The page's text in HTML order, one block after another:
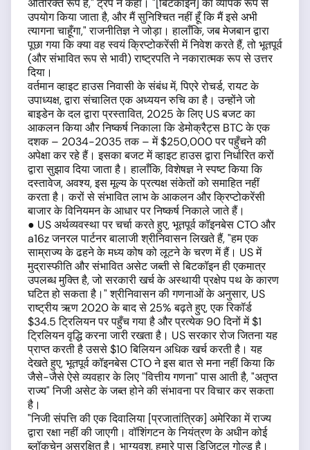
उपयोग किया जाता है, और मैं सुनिश्चित नहीं हूँ कि मैं इसे अभी
त्यागना चाहूँगा," राजनीतिज्ञ ने जोड़ा। हालाँकि, जब मेजबान द्वारा
पूछा गया कि क्या वह स्वयं क्रिप्टोकरेंसी में निवेश करते हैं, तो भूतपूर्व
(और संभावित रूप से भावी) राष्ट्रपति ने नकारात्मक रूप से उत्तर
दिया।
वर्तमान व्हाइट हाउस निवासी के संबंध में, पिएरे रोचर्ड, रायट के
उपाध्यक्ष, द्वारा संचालित एक अध्ययन रुचि का है। उन्होंने जो
बाइडेन के दल द्वारा प्रस्तावित, 2025 के लिए US बजट का
आकलन किया और निष्कर्ष निकाला कि डेमोक्रैट्स BTC के एक
दशक – 2034-2035 तक – में $250,000 पर पहुँचने की
अपेक्षा कर रहे हैं। इसका बजट में व्हाइट हाउस द्वारा निर्धारित करों
द्वारा सुझाव दिया जाता है। हालाँकि, विशेषज्ञ ने स्पष्ट किया कि
दस्तावेज, अवश्य, इस मूल्य के प्रत्यक्ष संकेतों को समाहित नहीं
करता है। करों से संभावित लाभ के आकलन और क्रिप्टोकरेंसी
बाजार के विनियमन के आधार पर निष्कर्ष निकाले जाते हैं।
● US अर्थव्यवस्था पर चर्चा करते हुए, भूतपूर्व कॉइनबेस CTO और
a16z जनरल पार्टनर बालाजी श्रीनिवासन लिखते हैं, "हम एक
साम्राज्य के ढहने के मध्य कोष को लूटने के चरण में हैं। US में
मुद्रास्फीति और संभावित असेट जब्ती से बिटकॉइन ही एकमात्र
उपलब्ध मुक्ति है, जो सरकारी खर्च के अस्थायी प्रक्षेप पथ के कारण
घटित हो सकता है।" श्रीनिवासन की गणनाओं के अनुसार, US
राष्ट्रीय ऋण 2020 के बाद से 25% बढ़ते हुए, एक रिकॉर्ड
$34.5 ट्रिलियन पर पहुँच गया है और प्रत्येक 90 दिनों में $1
ट्रिलियन वृद्धि करना जारी रखता है। US सरकार रोज जितना यह
प्राप्त करती है उससे $10 बिलियन अधिक खर्च करती है। यह
देखते हुए, भूतपूर्व कॉइनबेस CTO ने इस बात से मना नहीं किया कि
जैसे-जैसे ऐसे व्यवहार के लिए "वित्तीय गणना" पास आती है, "अतृप्त
राज्य" निजी असेट के जब्त होने की संभावना पर विचार कर सकता
है।
"निजी संपत्ति की एक दिवालिया [प्रजातांत्रिक] अमेरिका में राज्य
द्वारा रक्षा नहीं की जाएगी। वॉशिंगटन के नियंत्रण के अधीन कोई
ब्लॉकचेन असुरक्षित है। भाग्यवश, हमारे पास डिजिटल गोल्ड है।